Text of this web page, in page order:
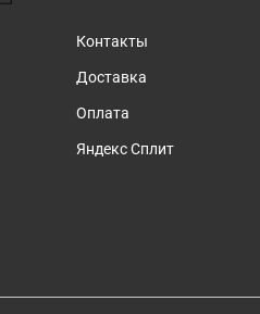
Контакты
Доставка
Оплата
Яндекс Сплит